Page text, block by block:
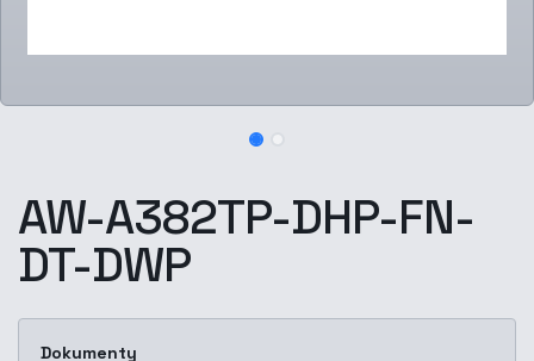
AW-A382TP-DHP-FN-
DT-DWP
Dokumenty